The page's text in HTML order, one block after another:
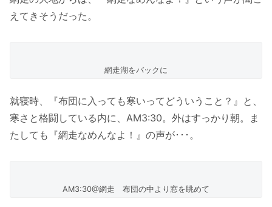
えてきそうだった。
網走湖をバックに
就寝時、『布団に入っても寒いってどういうこと？』と、
寒さと格闘している内に、AM3:30。外はすっかり朝。ま
たしても『網走なめんなよ！』の声が･･･。
AM3:30@網走 布団の中より窓を眺めて